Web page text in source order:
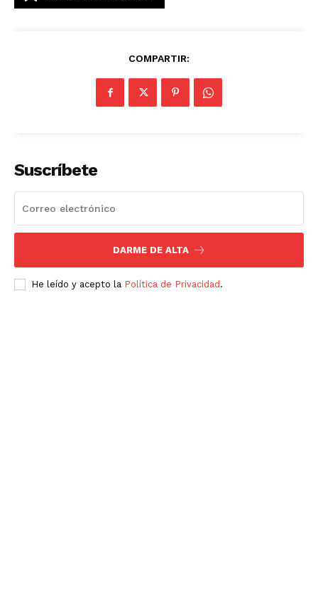
Nosotros
COMPARTIR:
Suscríbete
DARME DE ALTA
He leído y acepto la Política de Privacidad .